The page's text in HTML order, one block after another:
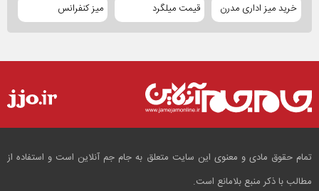
خرید میز اداری مدرن قیمت میلگرد میز کنفرانس
تمام حقوق مادی و معنوی این سایت متعلق به جام جم آنلاین است و استفاده از
مطالب با ذکر منبع بلامانع است.